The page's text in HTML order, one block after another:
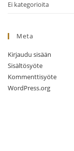
Ei kategorioita
Meta
Kirjaudu sisään
Sisältösyöte
Kommenttisyöte
WordPress.org